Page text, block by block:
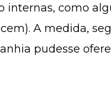
internas, como
A medida,
pudesse